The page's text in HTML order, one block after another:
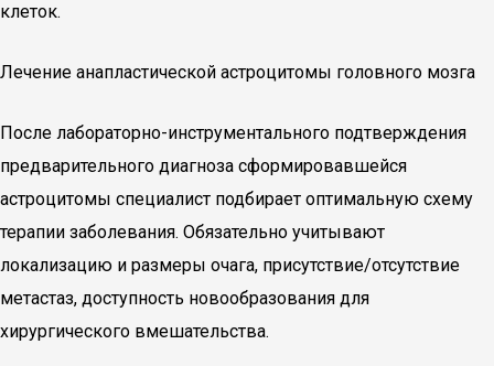
клеток.
Лечение анапластической астроцитомы головного мозга
После лабораторно-инструментального подтверждения
предварительного диагноза сформировавшейся
астроцитомы специалист подбирает оптимальную схему
терапии заболевания. Обязательно учитывают
локализацию и размеры очага, присутствие/отсутствие
метастаз, доступность новообразования для
хирургического вмешательства.